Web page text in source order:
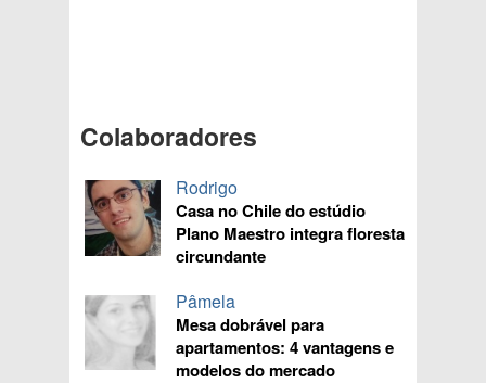
Colaboradores
Rodrigo
Casa no Chile do estúdio
Plano Maestro integra floresta
circundante
Pâmela
Mesa dobrável para
apartamentos: 4 vantagens e
modelos do mercado